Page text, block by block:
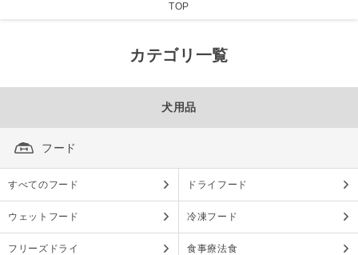
TOP
カテゴリ一覧
犬用品
フード
すべてのフード ドライフード
ウェットフード 冷凍フード
フリーズドライ 食事療法食